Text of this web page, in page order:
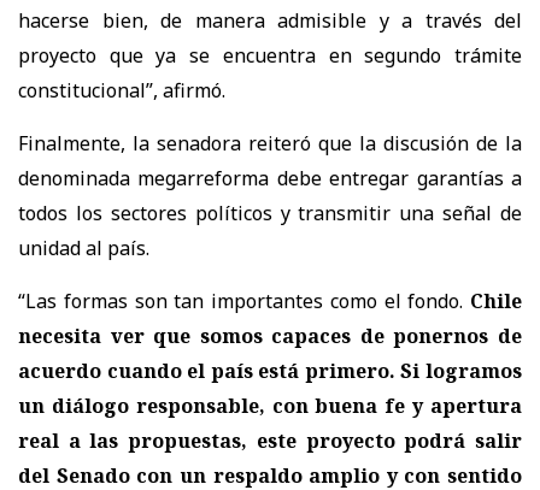
hacerse bien, de manera admisible y a través del
proyecto que ya se encuentra en segundo trámite
constitucional”, afirmó.
Finalmente, la senadora reiteró que la discusión de la
denominada megarreforma debe entregar garantías a
todos los sectores políticos y transmitir una señal de
unidad al país.
“Las formas son tan importantes como el fondo. Chile
necesita ver que somos capaces de ponernos de
acuerdo cuando el país está primero. Si logramos
un diálogo responsable, con buena fe y apertura
real a las propuestas, este proyecto podrá salir
del Senado con un respaldo amplio y con sentido